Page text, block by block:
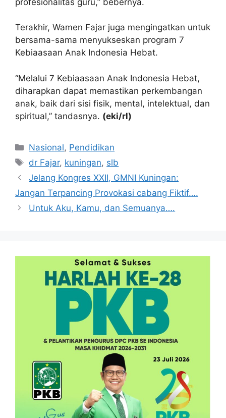
Terakhir, ⁠Wamen Fajar juga mengingatkan untuk
bersama-sama menyukseskan program 7
Kebiaasaan Anak Indonesia Hebat.
“Melalui 7 Kebiaasaan Anak Indonesia Hebat,
diharapkan dapat memastikan perkembangan
anak, baik dari sisi fisik, mental, intelektual, dan
spiritual,” tandasnya. (eki/rl)
Kategori
Nasional, Pendidikan
Tag
dr Fajar, kuningan, slb
Jelang Kongres XXII, GMNI Kuningan:
Jangan Terpancing Provokasi cabang Fiktif….
Untuk Aku, Kamu, dan Semuanya….